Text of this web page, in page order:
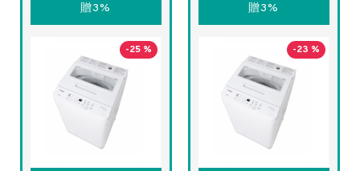
贈3%
-25 %
贈3%
-23 %